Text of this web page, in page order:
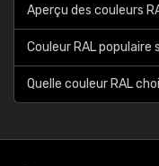
Aperçu des couleurs
Couleur RAL
Quelle couleur RAL